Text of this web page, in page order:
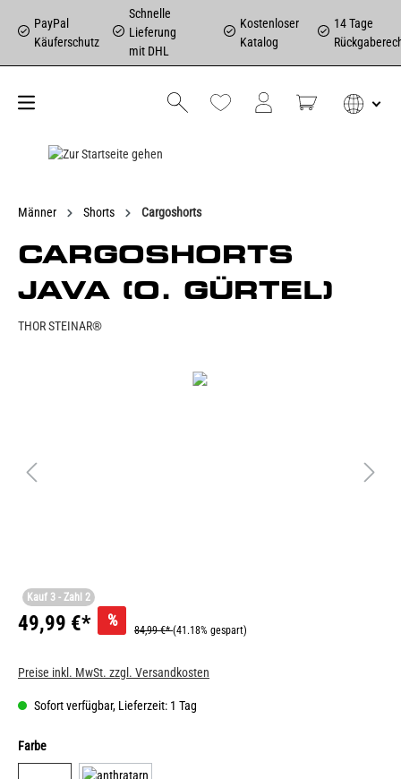
PayPal
Käuferschutz
Schnelle
Lieferung
mit DHL
Kostenloser
Katalog
14 Tage
Männer Shorts Cargoshorts
CARGOSHORTS
JAVA (O. GÜRTEL)
THOR STEINAR®
Kauf 3 - Zahl 2
49,99 €* %
84,99 €*(41.18% gespart)
Preise inkl. MwSt. zzgl. Versandkosten
Sofort verfügbar, Lieferzeit: 1 Tag
Farbe